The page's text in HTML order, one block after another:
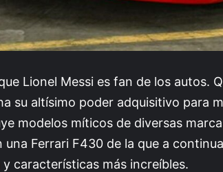
Lionel Messi es fan de los autos.
su altísimo poder adquisitivo para
modelos míticos de diversas
una Ferrari F430 de la que a
y características más increíbles.